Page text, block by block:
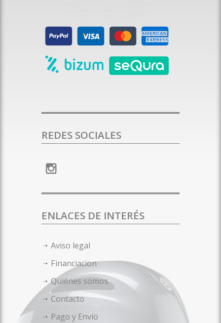
REDES SOCIALES
ENLACES DE INTERÉS
Aviso legal
Financiacion
Quiénes somos
Contacto
Pago y Envío